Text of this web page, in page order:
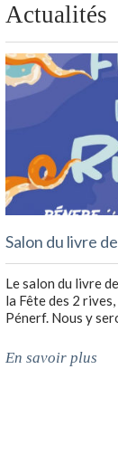
Actualités
Salon du livre
Le salon du livre
la Fête des 2
Pénerf. Nous y
En savoir plus